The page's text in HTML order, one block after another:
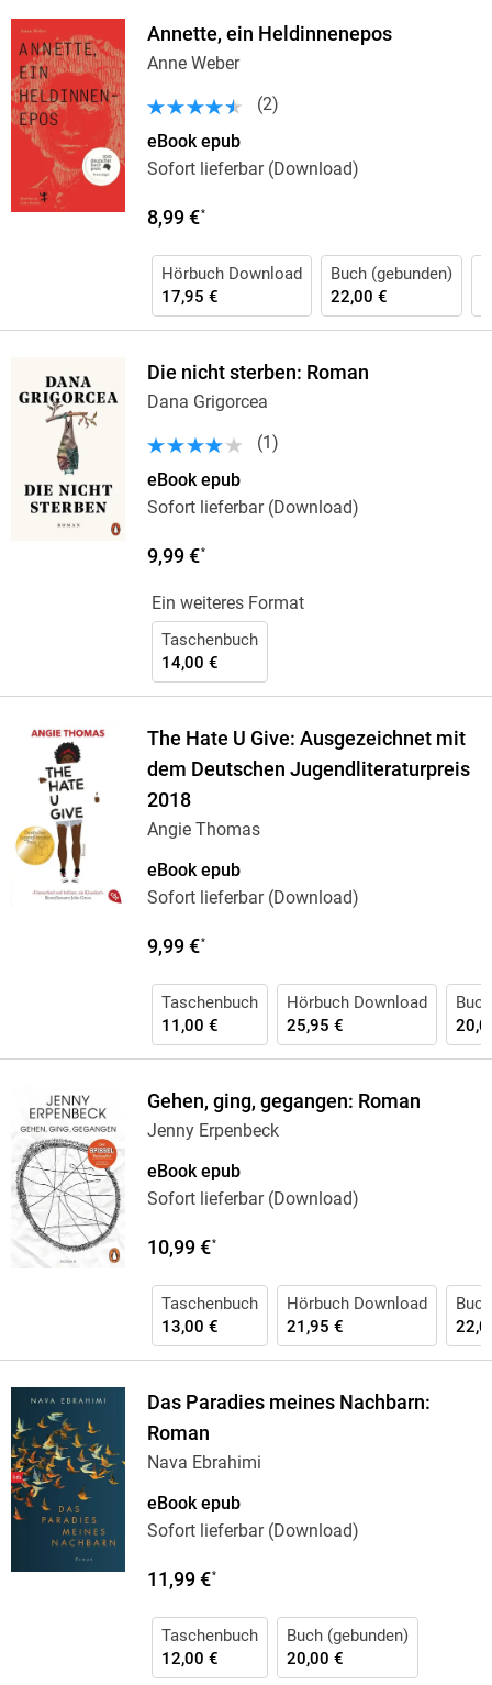
Annette, ein Heldinnenepos
Anne Weber
(2)
eBook epub
Sofort lieferbar (Download)
8,99 €*
Hörbuch Download
17,95 €
Buch (gebunden)
22,00 €
Die nicht sterben: Roman
Dana Grigorcea
(1 )
eBook epub
Sofort lieferbar (Download)
9,99 €*
Ein weiteres Format
Taschenbuch
14,00 €
The Hate U Give: Ausgezeichnet mit
dem Deutschen Jugendliteraturpreis
2018
Angie Thomas
eBook epub
Sofort lieferbar (Download)
9,99 €*
Taschenbuch
11,00 €
Hörbuch Download
25,95 €
Gehen, ging, gegangen: Roman
Jenny Erpenbeck
eBook epub
Sofort lieferbar (Download)
10,99 €*
Taschenbuch
13,00 €
Hörbuch Download
21,95 €
Das Paradies meines Nachbarn:
Roman
Nava Ebrahimi
eBook epub
Sofort lieferbar (Download)
11,99 €*
Taschenbuch
12,00 €
Buch (gebunden)
20,00 €